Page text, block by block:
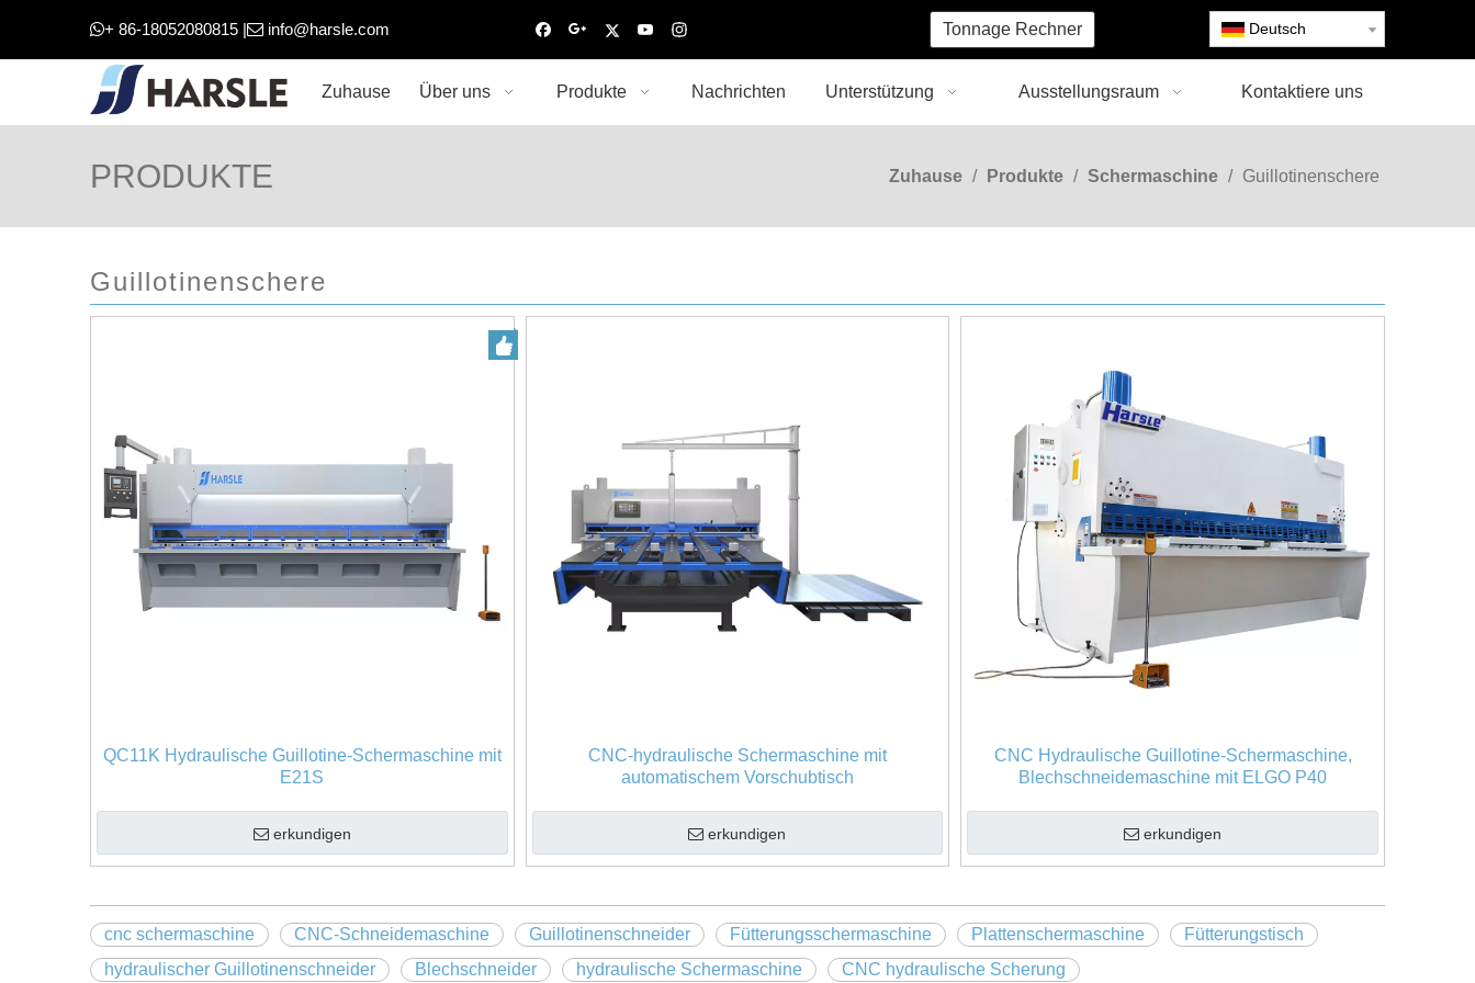
+ 86-18052080815 | info@harsle.com Tonnage Rechner Deutsch
Zuhause Über uns Produkte Nachrichten Unterstützung Ausstellungsraum Kontaktiere uns
PRODUKTE Zuhause / Produkte / Schermaschine / Guillotinenschere
Guillotinenschere
QC11K Hydraulische Guillotine-Schermaschine mit
E21S
erkundigen
CNC-hydraulische Schermaschine mit
automatischem Vorschubtisch
erkundigen
CNC Hydraulische Guillotine-Schermaschine,
Blechschneidemaschine mit ELGO P40
erkundigen
cnc schermaschine CNC-Schneidemaschine Guillotinenschneider Fütterungsschermaschine Plattenschermaschine
Fütterungstisch
hydraulischer Guillotinenschneider
Blechschneider hydraulische Schermaschine CNC hydraulische Scherung